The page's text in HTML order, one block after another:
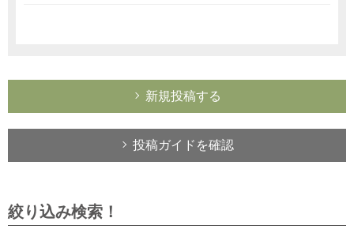
新規投稿する
投稿ガイドを確認
絞り込み検索！